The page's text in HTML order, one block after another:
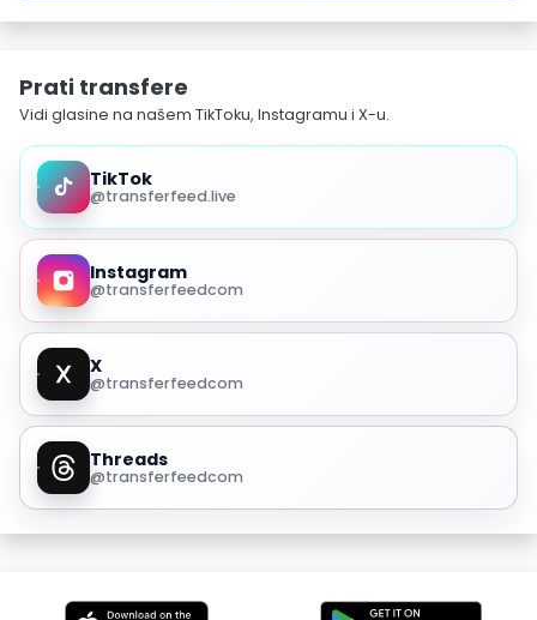
Prati transfere
Vidi glasine na našem TikToku, Instagramu i X-u.
TikTok
@transferfeed.live
Instagram
@transferfeedcom
X
@transferfeedcom
Threads
@transferfeedcom